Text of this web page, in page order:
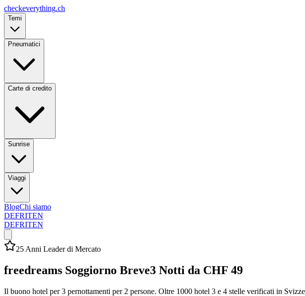
checkeverything.ch
Temi
Pneumatici
Carte di credito
Sunrise
Viaggi
BlogChi siamo
DEFRITEN
DEFRITEN
25 Anni Leader di Mercato
freedreams Soggiorno Breve3 Notti da CHF 49
Il buono hotel per 3 pernottamenti per 2 persone. Oltre 1000 hotel 3 e 4 stelle verificati in